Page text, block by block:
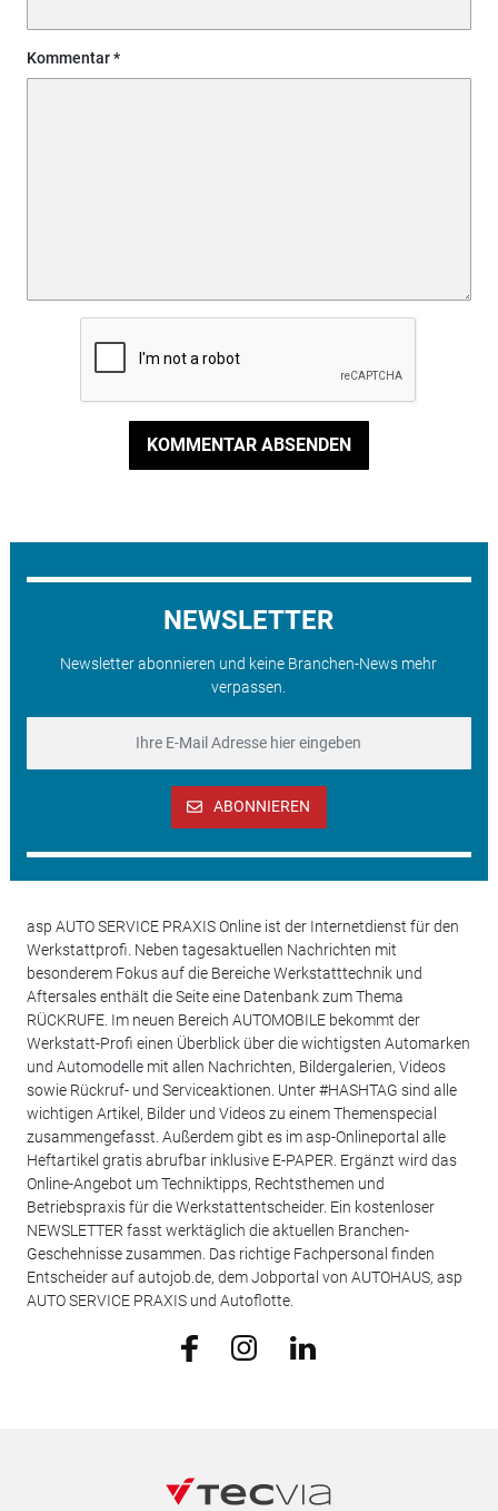
Kommentar
KOMMENTAR ABSENDEN
NEWSLETTER
Newsletter abonnieren und keine Branchen-News mehr
verpassen.
ABONNIEREN
asp AUTO SERVICE PRAXIS Online ist der Internetdienst für den
Werkstattprofi. Neben tagesaktuellen Nachrichten mit
besonderem Fokus auf die Bereiche Werkstatttechnik und
Aftersales enthält die Seite eine Datenbank zum Thema
RÜCKRUFE. Im neuen Bereich AUTOMOBILE bekommt der
Werkstatt-Profi einen Überblick über die wichtigsten Automarken
und Automodelle mit allen Nachrichten, Bildergalerien, Videos
sowie Rückruf- und Serviceaktionen. Unter #HASHTAG sind alle
wichtigen Artikel, Bilder und Videos zu einem Themenspecial
zusammengefasst. Außerdem gibt es im asp-Onlineportal alle
Heftartikel gratis abrufbar inklusive E-PAPER. Ergänzt wird das
Online-Angebot um Techniktipps, Rechtsthemen und
Betriebspraxis für die Werkstattentscheider. Ein kostenloser
NEWSLETTER fasst werktäglich die aktuellen Branchen-
Geschehnisse zusammen. Das richtige Fachpersonal finden
Entscheider auf autojob.de, dem Jobportal von AUTOHAUS, asp
AUTO SERVICE PRAXIS und Autoflotte.